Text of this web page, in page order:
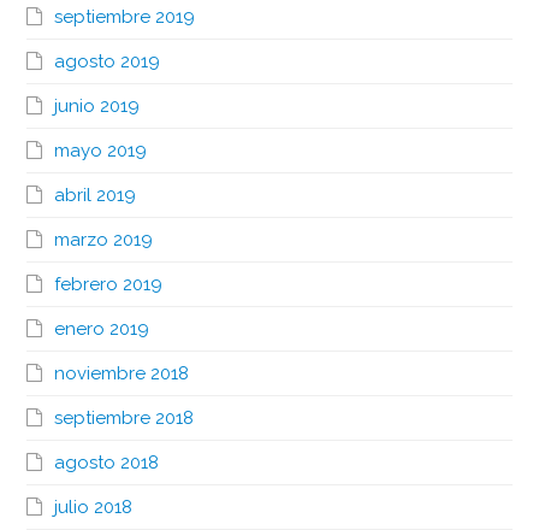
septiembre 2019
agosto 2019
junio 2019
mayo 2019
abril 2019
marzo 2019
febrero 2019
enero 2019
noviembre 2018
septiembre 2018
agosto 2018
julio 2018